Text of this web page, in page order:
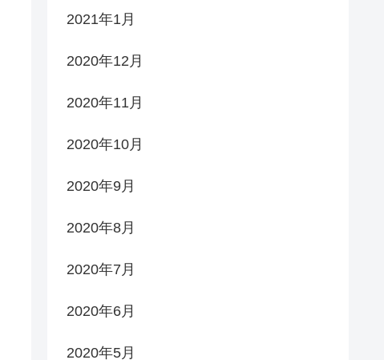
2021年1月
2020年12月
2020年11月
2020年10月
2020年9月
2020年8月
2020年7月
2020年6月
2020年5月